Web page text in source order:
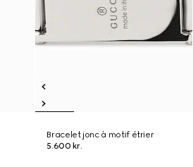
Bracelet jonc à motif étrier
5.600 kr.